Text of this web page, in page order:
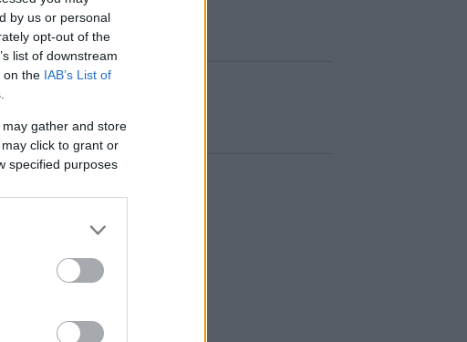
by us or personal
opt-out of the
list of downstream
on the IAB’s List of
gather and store
click to grant or
specified purposes